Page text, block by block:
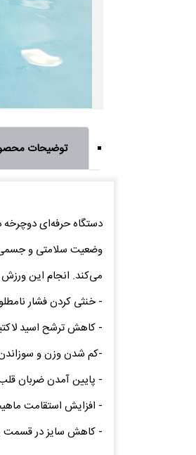
توضیحات
دستگاه حرفه‌ای
وضعیت سلامتی و
می‌کند. انجام این ورزش
- خنثی کردن فشار
- کاهش ترشح اسید
-کم شدن وزن و
- پایین آمدن ضربان
- افزایش استقامت
- کاهش سایز در قسمت